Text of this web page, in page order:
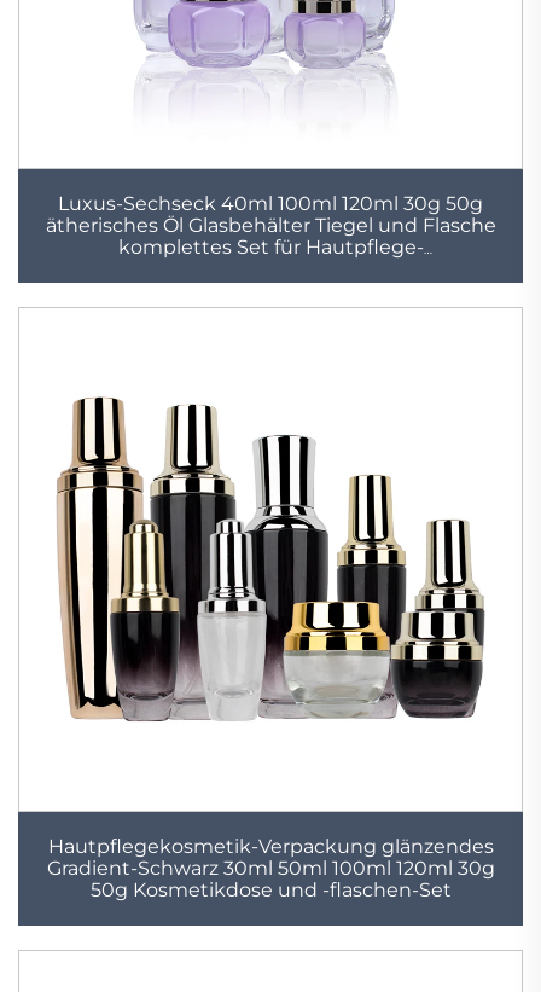
Luxus-Sechseck 40ml 100ml 120ml 30g 50g
ätherisches Öl Glasbehälter Tiegel und Flasche
komplettes Set für Hautpflege-
Hautpflegekosmetik-Verpackung glänzendes
Gradient-Schwarz 30ml 50ml 100ml 120ml 30g
50g Kosmetikdose und -flaschen-Set